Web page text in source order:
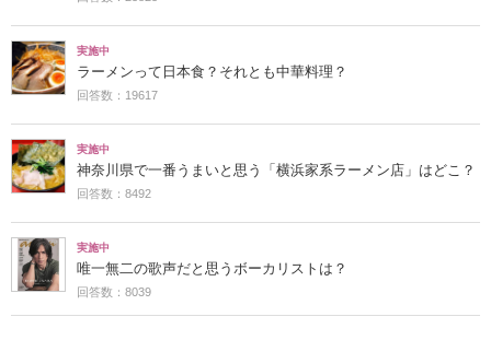
実施中
ラーメンって日本食？それとも中華料理？
回答数：19617
実施中
神奈川県で一番うまいと思う「横浜家系ラーメン店」はどこ？
回答数：8492
実施中
唯一無二の歌声だと思うボーカリストは？
回答数：8039